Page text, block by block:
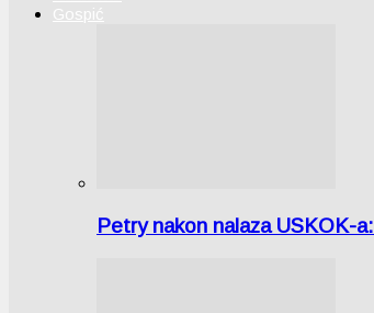
Gospić
Petry nakon nalaza USKOK-